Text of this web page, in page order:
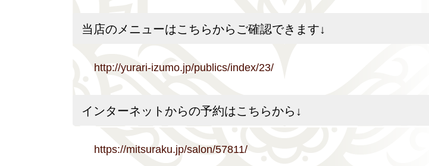
当店のメニューはこちらからご確認できます↓
http://yurari-izumo.jp/publics/index/23/
インターネットからの予約はこちらから↓
https://mitsuraku.jp/salon/57811/